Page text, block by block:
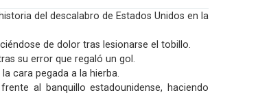
del descalabro de Estados Unidos en la
de dolor tras lesionarse el tobillo.
su error que regaló un gol.
cara pegada a la hierba.
al banquillo estadounidense, haciendo